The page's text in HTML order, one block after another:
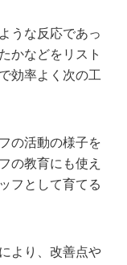
うな反応であっ
かなどをリスト
効率よく次の工
の活動の様子を
の教育にも使え
フとして育てる
より、改善点や